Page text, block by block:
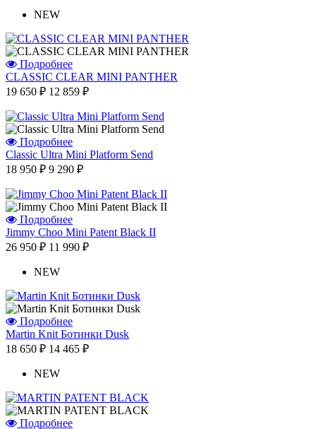
NEW
Подробнее
CLASSIC CLEAR MINI PANTHER
19 650 ₽ 12 859 ₽
Подробнее
Classic Ultra Mini Platform Send
18 950 ₽ 9 290 ₽
Подробнее
Jimmy Choo Mini Patent Black II
26 950 ₽ 11 990 ₽
NEW
Подробнее
Martin Knit Ботинки Dusk
18 650 ₽ 14 465 ₽
NEW
Подробнее